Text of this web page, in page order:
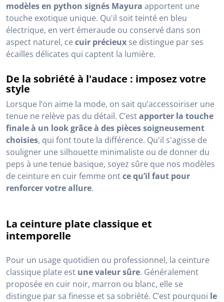
modèles en python signés Mayura apportent une
touche exotique unique. Qu'il soit teinté en bleu
électrique, en vert émeraude ou conservé dans son
aspect naturel, cecuir précieux se distingue par ses
écailles délicates qui captent la lumière.
De la sobriété à l'audace : imposez votre
style
Lorsque l’on aime la mode, on sait qu’accessoiriser une
tenue ne relève pas du détail. C’estapporter la touche
finale à un look grâce à des pièces soigneusement
choisies, qui font toute la différence. Qu'il s'agisse de
souligner une silhouette minimaliste ou de donner du
peps à une tenue basique, soyez sûre que nos modèles
de ceinture en cuir femme ontce qu’il faut pour
renforcer votre allure.
La ceinture plate classique et
intemporelle
Pour un usage quotidien ou professionnel, la ceinture
classique plate est une valeur sûre. Généralement
proposée en cuir noir, marron ou blanc, elle se
distingue par sa finesse et sa sobriété. C’est pourquoi le